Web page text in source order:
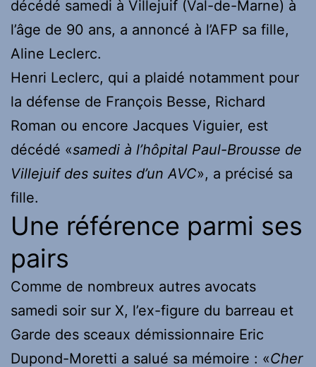
décédé samedi à Villejuif (Val-de-Marne) à
l’âge de 90 ans, a annoncé à l’AFP sa fille,
Aline Leclerc.
Henri Leclerc, qui a plaidé notamment pour
la défense de François Besse, Richard
Roman ou encore Jacques Viguier, est
décédé «samedi à l’hôpital Paul-Brousse de
Villejuif des suites d’un AVC», a précisé sa
fille.
Une référence parmi ses
pairs
Comme de nombreux autres avocats
samedi soir sur X, l’ex-figure du barreau et
Garde des sceaux démissionnaire Eric
Dupond-Moretti a salué sa mémoire : «Cher